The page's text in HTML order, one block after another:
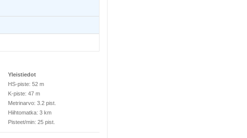
Yleistiedot
HS-piste: 52 m
K-piste: 47 m
Metrinarvo: 3.2 pist.
Hiihtomatka: 3 km
Pisteet/min: 25 pist.